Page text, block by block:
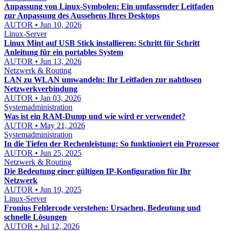
Anpassung von Linux-Symbolen: Ein umfassender Leitfaden
zur Anpassung des Aussehens Ihres Desktops
AUTOR • Jun 10, 2026
Linux-Server
Linux Mint auf USB Stick installieren: Schritt für Schritt
Anleitung für ein portables System
AUTOR • Jun 13, 2026
Netzwerk & Routing
LAN zu WLAN umwandeln: Ihr Leitfaden zur nahtlosen
Netzwerkverbindung
AUTOR • Jan 03, 2026
Systemadministration
Was ist ein RAM-Dump und wie wird er verwendet?
AUTOR • May 21, 2026
Systemadministration
In die Tiefen der Rechenleistung: So funktioniert ein Prozessor
AUTOR • Jun 25, 2025
Netzwerk & Routing
Die Bedeutung einer gültigen IP-Konfiguration für Ihr
Netzwerk
AUTOR • Jun 19, 2025
Linux-Server
Fronius Fehlercode verstehen: Ursachen, Bedeutung und
schnelle Lösungen
AUTOR • Jul 12, 2026